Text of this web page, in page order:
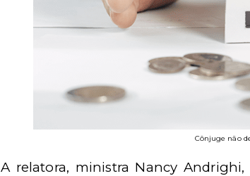
Cônjuge não
A relatora, ministra Nancy